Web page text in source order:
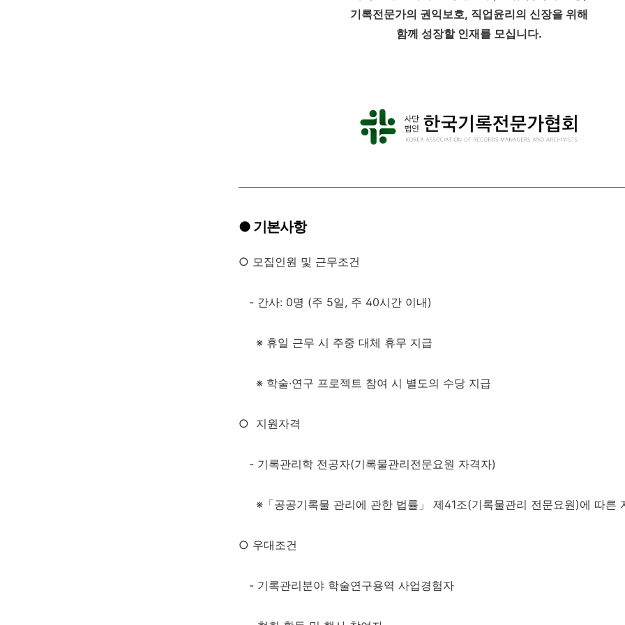
기록전문가의 권익보호, 직업윤리의 신장을 위해
함께 성장할 인재를 모십니다.
● 기본사항
○ 모집인원 및 근무조건
- 간사: 0명 (주 5일, 주 40시간 이내)
※ 휴일 근무 시 주중 대체 휴무 지급
※ 학술·연구 프로젝트 참여 시 별도의 수당 지급
○ 지원자격
- 기록관리학 전공자(기록물관리전문요원 자격자)
※「공공기록물 관리에 관한 법률 」 제41조(기록물관리 전문요원)에 따른
○ 우대조건
- 기록관리분야 학술연구용역 사업경험자